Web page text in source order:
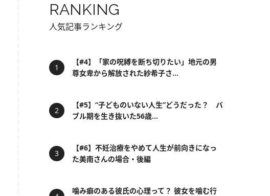
RANKING
人気記事ランキング
【#4】「家の呪縛を断ち切りたい」地元の男
尊女卑から解放された紗希子さ...
【#5】“子どものいない人生”どうだった？ バ
ブル期を生き抜いた56歳...
【#6】不妊治療をやめて人生が前向きになっ
た美南さんの場合・後編
噛み癖のある彼氏の心理って？ 彼女を噛む行